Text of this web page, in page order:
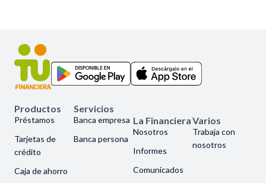
Productos
Préstamos
Tarjetas de
crédito
Caja de ahorro
Servicios
Banca empresa
Banca persona
La Financiera
Nosotros
Informes
Comunicados
Varios
Trabaja con
nosotros